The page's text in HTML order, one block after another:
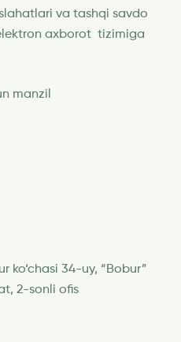
va tashqi savdo
axborot tizimiga
manzil
ko‘chasi 34-uy, “Bobur”
2-sonli ofis